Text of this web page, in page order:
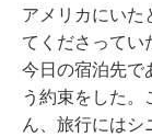
アメリカにいた
てくださって
今日の宿泊先で
う約束をした
ん、旅行にはシ